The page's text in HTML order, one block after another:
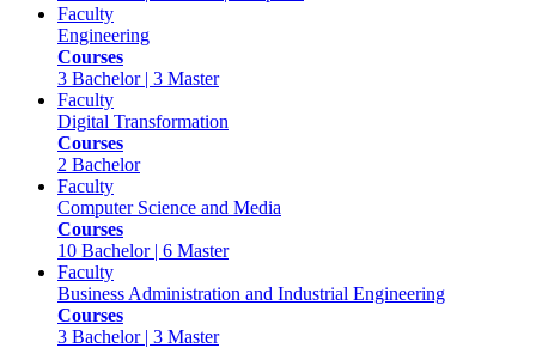
Faculty
Engineering
Courses
3 Bachelor | 3 Master
Faculty
Digital Transformation
Courses
2 Bachelor
Faculty
Computer Science and Media
Courses
10 Bachelor | 6 Master
Faculty
Business Administration and Industrial Engineering
Courses
3 Bachelor | 3 Master